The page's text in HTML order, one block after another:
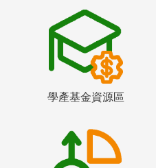
學產基金資源區